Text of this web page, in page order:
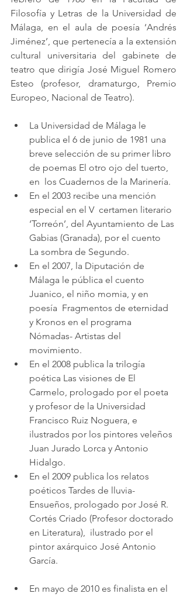
Filosofía y Letras de la Universidad de
Málaga, en el aula de poesía ‘Andrés
Jiménez’, que pertenecía a la extensión
cultural universitaria del gabinete de
teatro que dirigía José Miguel Romero
Esteo (profesor, dramaturgo, Premio
Europeo, Nacional de Teatro).
La Universidad de Málaga le
publica el 6 de junio de 1981 una
breve selección de su primer libro
de poemas El otro ojo del tuerto,
en  los Cuadernos de la Marinería.
En el 2003 recibe una mención
especial en el V  certamen literario
‘Torreón’, del Ayuntamiento de Las
Gabias (Granada), por el cuento
La sombra de Segundo.
En el 2007, la Diputación de
Málaga le pública el cuento
Juanico, el niño momia, y en
poesía  Fragmentos de eternidad
y Kronos en el programa
Nómadas- Artistas del
movimiento.
En el 2008 publica la trilogía
poética Las visiones de El
Carmelo, prologado por el poeta
y profesor de la Universidad
Francisco Ruiz Noguera, e
ilustrados por los pintores veleños
Juan Jurado Lorca y Antonio
Hidalgo.
En el 2009 publica los relatos
poéticos Tardes de lluvia-
Ensueños, prologado por José R.
Cortés Criado (Profesor doctorado
en Literatura),  ilustrado por el
pintor axárquico José Antonio
García.
En mayo de 2010 es finalista en el